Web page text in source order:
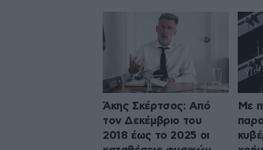
Άκης Σκέρτσος: Από
τον Δεκέμβριο του
2018 έως το 2025 οι
Με